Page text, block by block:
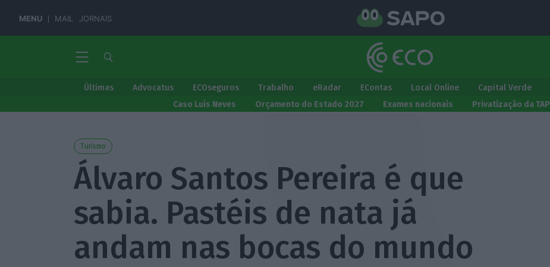
MENU MAIL JORNAIS
Últimas Advocatus ECOseguros Trabalho eRadar EContas Local Online Capital Verde
Caso Luís Neves
Orçamento do Estado 2027 Exames nacionais Privatização da TAP
Turismo
Álvaro Santos Pereira é que
sabia. Pastéis de nata já
andam nas bocas do mundo